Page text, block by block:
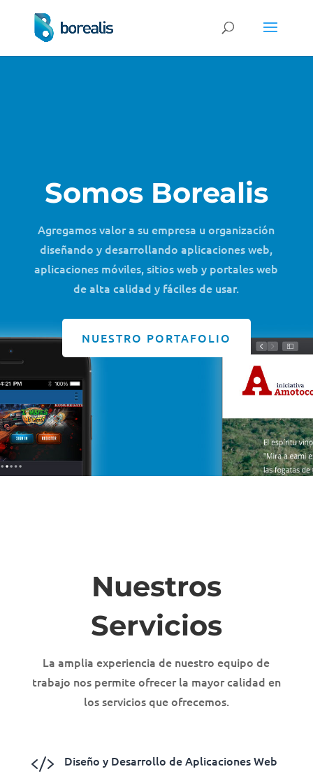
Somos Borealis
Agregamos valor a su empresa u organización
diseñando y desarrollando aplicaciones web,
aplicaciones móviles, sitios web y portales web
de alta calidad y fáciles de usar.
NUESTRO PORTAFOLIO
Nuestros
Servicios
La amplia experiencia de nuestro equipo de
trabajo nos permite ofrecer la mayor calidad en
los servicios que ofrecemos.
 Diseño y Desarrollo de Aplicaciones Web